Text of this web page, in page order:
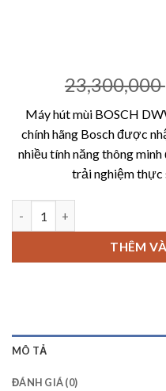
23,300,000
Máy hút mùi BOSCH
chính hãng Bosch được
nhiều tính năng thông
trải nghiệm thực
THÊM
MÔ TẢ
ĐÁNH GIÁ (0)